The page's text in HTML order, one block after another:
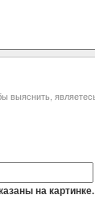
на картинке.